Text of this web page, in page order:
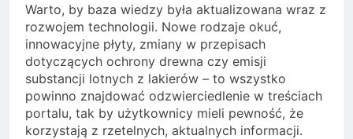
Warto, by baza wiedzy była aktualizowana wraz z
rozwojem technologii. Nowe rodzaje okuć,
innowacyjne płyty, zmiany w przepisach
dotyczących ochrony drewna czy emisji
substancji lotnych z lakierów – to wszystko
powinno znajdować odzwierciedlenie w treściach
portalu, tak by użytkownicy mieli pewność, że
korzystają z rzetelnych, aktualnych informacji.